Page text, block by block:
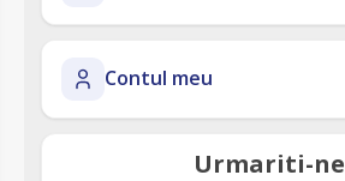
Contul meu
Urmariti-ne